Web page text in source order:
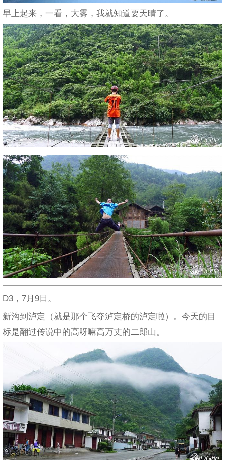
早上起来，一看，大雾，我就知道要天晴了。
D3，7月9日。
新沟到泸定（就是那个飞夺泸定桥的泸定啦）。今天的目
标是翻过传说中的高呀嘛高万丈的二郎山。